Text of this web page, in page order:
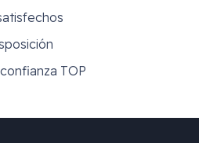
TOP